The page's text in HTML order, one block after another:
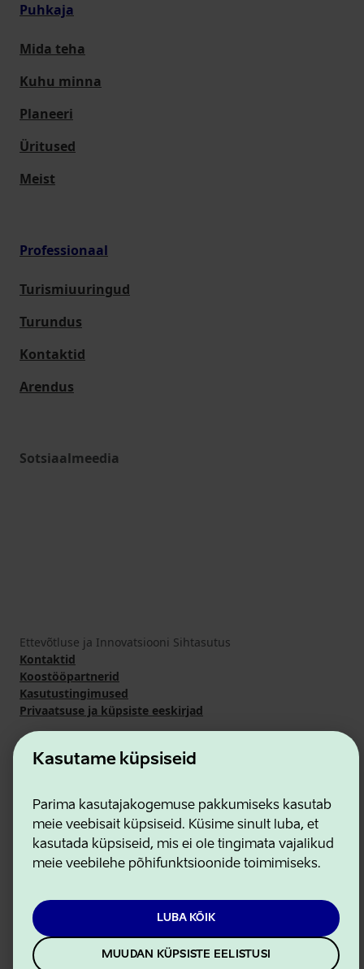
Kasutame küpsiseid
Parima kasutajakogemuse pakkumiseks kasutab
meie veebisait küpsiseid. Küsime sinult luba, et
kasutada küpsiseid, mis ei ole tingimata vajalikud
meie veebilehe põhifunktsioonide toimimiseks.
LUBA KÕIK
MUUDAN KÜPSISTE EELISTUSI
Puhkaja
Mida teha
Kuhu minna
Planeeri
Üritused
Meist
Professionaal
Turismiuuringud
Turundus
Kontaktid
Arendus
Sotsiaalmeedia
Ettevõtluse ja Innovatsiooni Sihtasutus
Kontaktid
Koostööpartnerid
Kasutustingimused
Privaatsuse ja küpsiste eeskirjad